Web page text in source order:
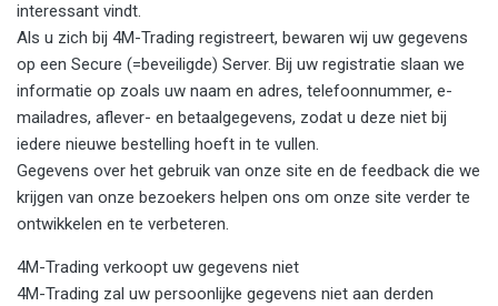
interessant vindt.
Als u zich bij 4M-Trading registreert, bewaren wij uw gegevens
op een Secure (=beveiligde) Server. Bij uw registratie slaan we
informatie op zoals uw naam en adres, telefoonnummer, e-
mailadres, aflever- en betaalgegevens, zodat u deze niet bij
iedere nieuwe bestelling hoeft in te vullen.
Gegevens over het gebruik van onze site en de feedback die we
krijgen van onze bezoekers helpen ons om onze site verder te
ontwikkelen en te verbeteren.
4M-Trading verkoopt uw gegevens niet
4M-Trading zal uw persoonlijke gegevens niet aan derden